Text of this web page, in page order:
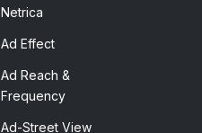
Netrica
Ad Effect
Ad Reach &
Frequency
Ad-Street View